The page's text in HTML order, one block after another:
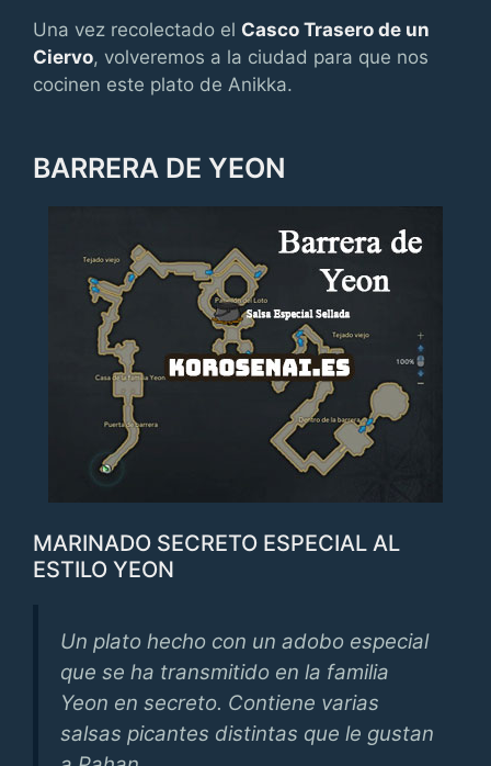
Una vez recolectado el Casco Trasero de un
Ciervo, volveremos a la ciudad para que nos
cocinen este plato de Anikka.
BARRERA DE YEON
MARINADO SECRETO ESPECIAL AL
ESTILO YEON
Un plato hecho con un adobo especial
que se ha transmitido en la familia
Yeon en secreto. Contiene varias
salsas picantes distintas que le gustan